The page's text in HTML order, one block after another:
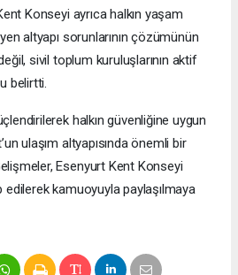
Konseyi ayrıca halkın yaşam
altyapı sorunlarının çözümünün
sivil toplum kuruluşlarının aktif
belirtti.
halkın güvenliğine uygun
ulaşım altyapısında önemli bir
Esenyurt Kent Konseyi
edilerek kamuoyuyla paylaşılmaya